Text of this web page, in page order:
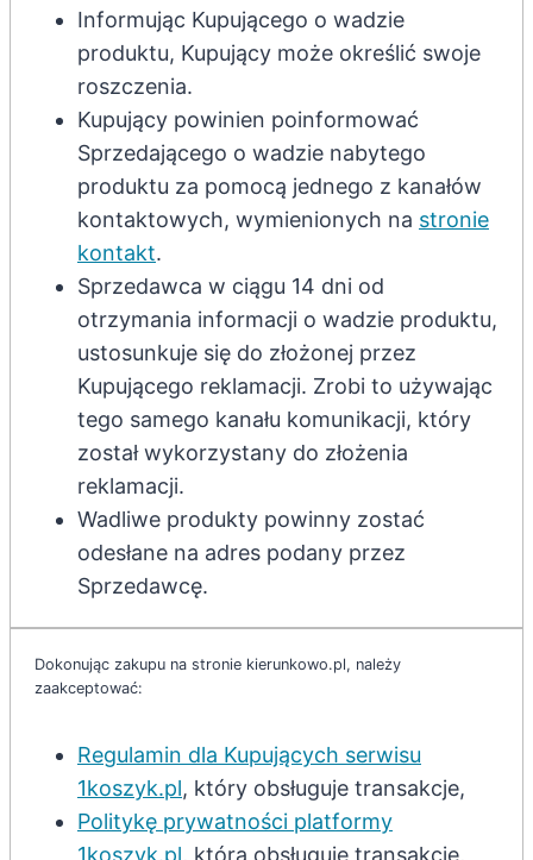
Informując Kupującego o wadzie
produktu, Kupujący może określić swoje
roszczenia.
Kupujący powinien poinformować
Sprzedającego o wadzie nabytego
produktu za pomocą jednego z kanałów
kontaktowych, wymienionych na stronie
kontakt.
Sprzedawca w ciągu 14 dni od
otrzymania informacji o wadzie produktu,
ustosunkuje się do złożonej przez
Kupującego reklamacji. Zrobi to używając
tego samego kanału komunikacji, który
został wykorzystany do złożenia
reklamacji.
Wadliwe produkty powinny zostać
odesłane na adres podany przez
Sprzedawcę.
Dokonując zakupu na stronie kierunkowo.pl, należy
zaakceptować:
Regulamin dla Kupujących serwisu
1koszyk.pl, który obsługuje transakcje,
Politykę prywatności platformy
1koszyk.pl, która obsługuje transakcje,